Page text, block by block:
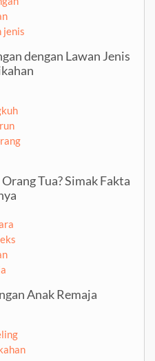
dengan Lawan Jenis
Tua? Simak Fakta
Anak Remaja